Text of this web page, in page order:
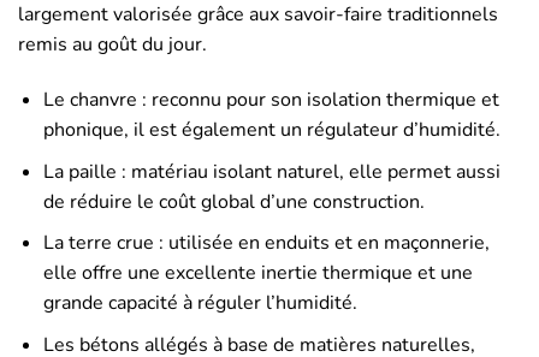
largement valorisée grâce aux savoir-faire traditionnels
remis au goût du jour.
Le chanvre : reconnu pour son isolation thermique et
phonique, il est également un régulateur d’humidité.
La paille : matériau isolant naturel, elle permet aussi
de réduire le coût global d’une construction.
La terre crue : utilisée en enduits et en maçonnerie,
elle offre une excellente inertie thermique et une
grande capacité à réguler l’humidité.
Les bétons allégés à base de matières naturelles,